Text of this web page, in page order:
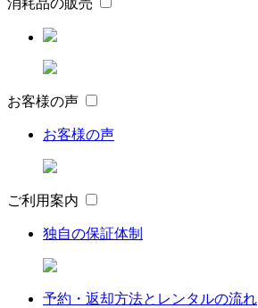
消耗品の販売
お客様の声
お客様の声
ご利用案内
独自の保証体制
予約・返却方法とレンタルの流れ